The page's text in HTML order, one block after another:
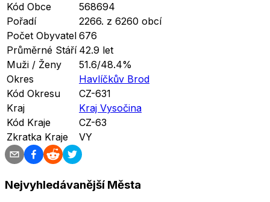
Kód Obce
568694
Pořadí
2266. z 6260 obcí
Počet Obyvatel 676
Průměrné Stáří 42.9 let
Muži / Ženy
51.6/48.4%
Okres
Havlíčkův Brod
Kód Okresu
CZ-631
Kraj
Kraj Vysočina
Kód Kraje
CZ-63
Zkratka Kraje
VY
Nejvyhledávanější Města